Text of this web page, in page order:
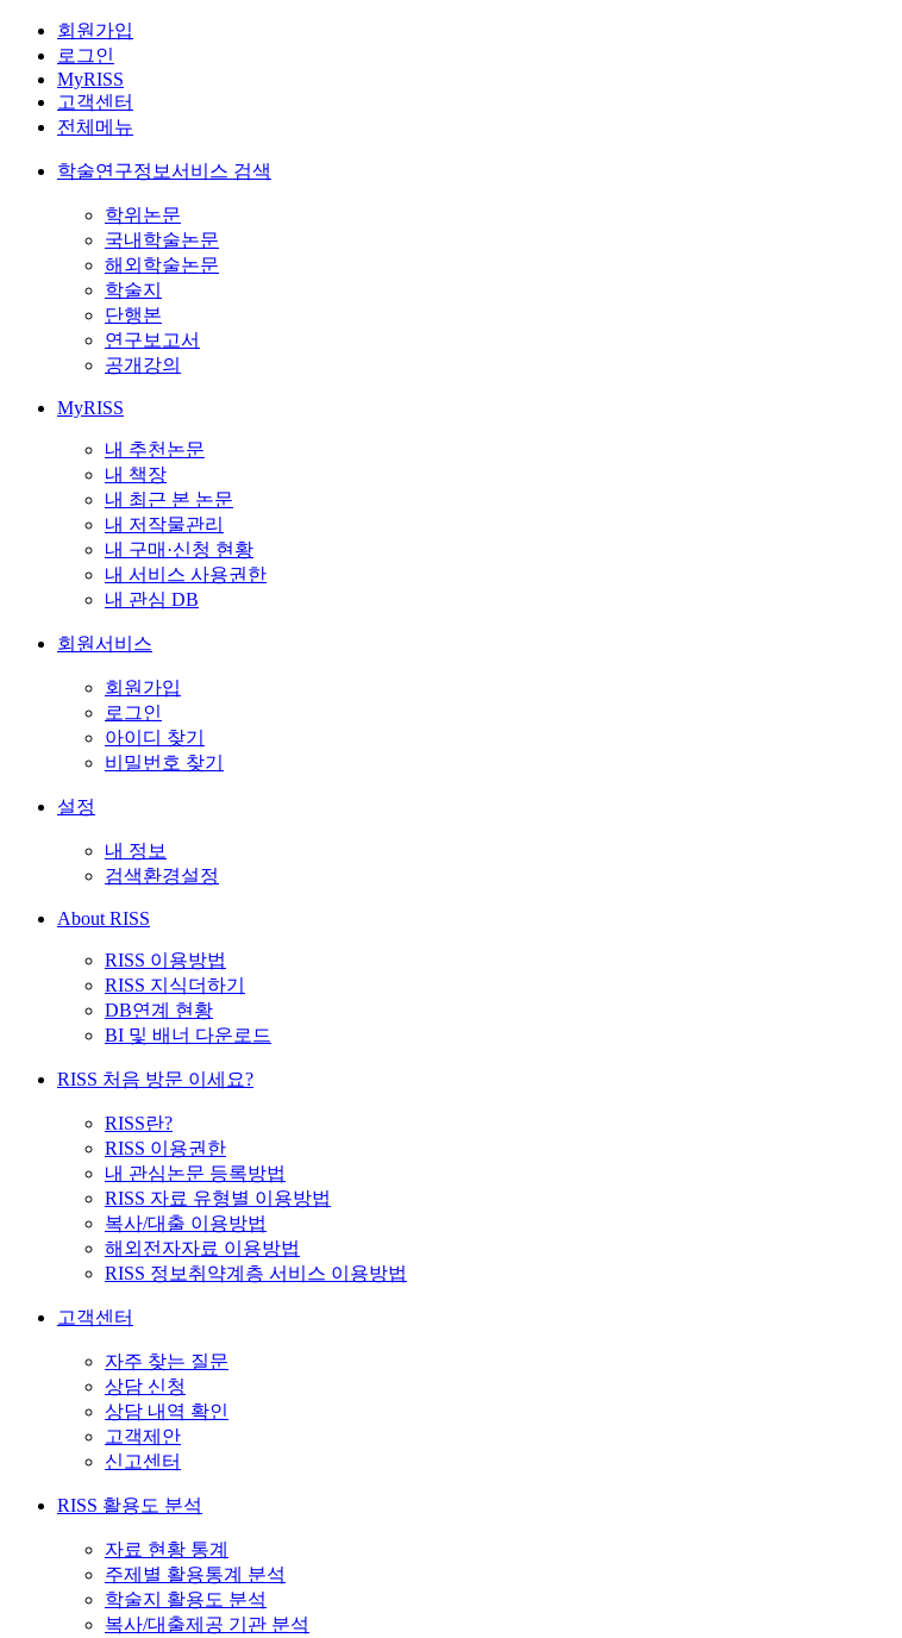
회원가입
로그인
MyRISS
고객센터
전체메뉴
학술연구정보서비스 검색
학위논문
국내학술논문
해외학술논문
학술지
단행본
연구보고서
공개강의
MyRISS
내 추천논문
내 책장
내 최근 본 논문
내 저작물관리
내 구매·신청 현황
내 서비스 사용권한
내 관심 DB
회원서비스
회원가입
로그인
아이디 찾기
비밀번호 찾기
설정
내 정보
검색환경설정
About RISS
RISS 이용방법
RISS 지식더하기
DB연계 현황
BI 및 배너 다운로드
RISS 처음 방문 이세요?
RISS란?
RISS 이용권한
내 관심논문 등록방법
RISS 자료 유형별 이용방법
복사/대출 이용방법
해외전자자료 이용방법
RISS 정보취약계층 서비스 이용방법
고객센터
자주 찾는 질문
상담 신청
상담 내역 확인
고객제안
신고센터
RISS 활용도 분석
자료 현황 통계
주제별 활용통계 분석
학술지 활용도 분석
복사/대출제공 기관 분석